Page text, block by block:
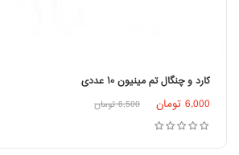
کارد و چنگال تم مینیون ۱۰ عددی
6,000 تومان 6,500 تومان